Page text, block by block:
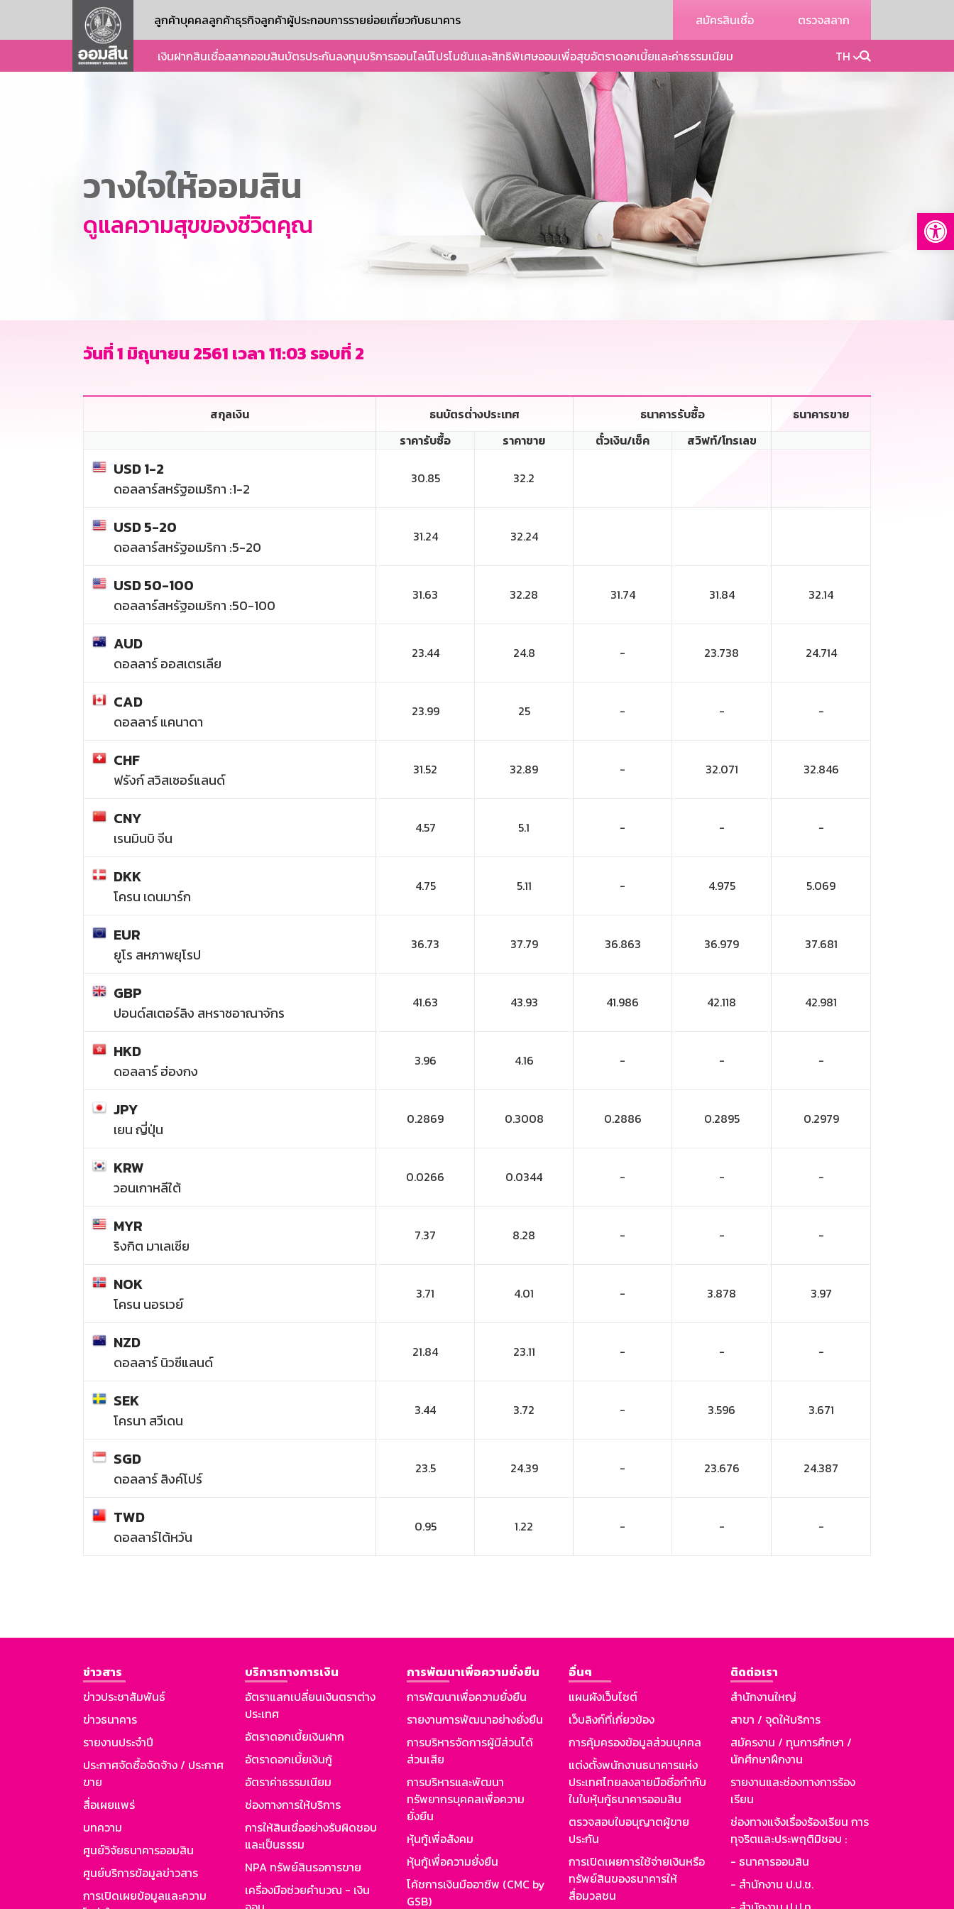
ลูกค้าบุคคลลูกค้าธุรกิจลูกค้าผู้ประกอบการรายย่อยเกี่ยวกับธนาคาร สมัครสินเชื่อ ตรวจสลาก
เงินฝากสินเชื่อสลากออมสินบัตรประกันลงทุนบริการออนไลน์โปรโมชันและสิทธิพิเศษออมเพื่อสุขอัตราดอกเบี้ยและค่าธรรมเนียม TH
วางใจให้ออมสิน
ดูแลความสุขของชีวิตคุณ
วันที่ 1 มิถุนายน 2561 เวลา 11:03 รอบที่ 2
สกุลเงิน ธนบัตรต่่างประเทศ ธนาคารรับซื้อ
ธนาคารขาย
ราคารับซื้อ
ราคาขาย ตั๋วเงิน/เช็ค สวิฟท์/โทรเลข
USD 1-2
ดอลลาร์สหรัฐอเมริกา :1-2
30.85 32.2
USD 5-20
ดอลลาร์สหรัฐอเมริกา :5-20
31.24 32.24
USD 50-100
ดอลลาร์สหรัฐอเมริกา :50-100
31.63 32.28 31.74 31.84 32.14
AUD
ดอลลาร์ ออสเตรเลีย
23.44 24.8 - 23.738 24.714
CAD
ดอลลาร์ แคนาดา
23.99 25 - - -
CHF
ฟรังก์ สวิสเซอร์แลนด์
31.52 32.89 - 32.071 32.846
CNY
เรนมินบิ จีน
4.57 5.1 - - -
DKK
โครน เดนมาร์ก
4.75 5.11 - 4.975 5.069
EUR
ยูโร สหภาพยุโรป
36.73 37.79 36.863 36.979 37.681
GBP
ปอนด์สเตอร์ลิง สหราชอาณาจักร
41.63 43.93 41.986 42.118 42.981
HKD
ดอลลาร์ ฮ่องกง
3.96 4.16 - - -
JPY
เยน ญี่ปุ่น
0.2869 0.3008 0.2886 0.2895 0.2979
KRW
วอนเกาหลีใต้
0.0266 0.0344 - - -
MYR
ริงกิต มาเลเซีย
7.37 8.28 - - -
NOK
โครน นอรเวย์
3.71 4.01 - 3.878 3.97
NZD
ดอลลาร์ นิวซีแลนด์
21.84 23.11 - - -
SEK
โครนา สวีเดน
3.44 3.72 - 3.596 3.671
SGD
ดอลลาร์ สิงค์โปร์
23.5 24.39 - 23.676 24.387
TWD
ดอลลาร์ไต้หวัน
0.95 1.22 - - -
ข่าวสาร
ข่าวประชาสัมพันธ์
ข่าวธนาคาร
รายงานประจำปี
ประกาศจัดซื้อจัดจ้าง / ประกาศ
ขาย
สื่อเผยแพร่
บทความ
ศูนย์วิจัยธนาคารออมสิน
ศูนย์บริการข้อมูลข่าวสาร
การเปิดเผยข้อมูลและความ
บริการทางการเงิน
อัตราแลกเปลี่ยนเงินตราต่าง
ประเทศ
อัตราดอกเบี้ยเงินฝาก
อัตราดอกเบี้ยเงินกู้
อัตราค่าธรรมเนียม
ช่องทางการให้บริการ
การให้สินเชื่ออย่างรับผิดชอบ
และเป็นธรรม
NPA ทรัพย์สินรอการขาย
เครื่องมือช่วยคำนวณ - เงิน
การพัฒนาเพื่อความยั่งยืน
การพัฒนาเพื่อความยั่งยืน
รายงานการพัฒนาอย่างยั่งยืน
การบริหารจัดการผู้มีส่วนได้
ส่วนเสีย
การบริหารและพัฒนา
ทรัพยากรบุคคลเพื่อความ
ยั่งยืน
หุ้นกู้เพื่อสังคม
หุ้นกู้เพื่อความยั่งยืน
โค้ชการเงินมืออาชีพ (CMC by
GSB)
อื่นๆ
แผนผังเว็บไซต์
เว็บลิงก์ที่เกี่ยวข้อง
การคุ้มครองข้อมูลส่วนบุคคล
แต่งตั้งพนักงานธนาคารแห่ง
ประเทศไทยลงลายมือชื่อกำกับ
ในใบหุ้นกู้ธนาคารออมสิน
ตรวจสอบใบอนุญาตผู้ขาย
ประกัน
การเปิดเผยการใช้จ่ายเงินหรือ
ทรัพย์สินของธนาคารให้
สื่อมวลชน
ติดต่อเรา
สำนักงานใหญ่
สาขา / จุดให้บริการ
สมัครงาน / ทุนการศึกษา /
นักศึกษาฝึกงาน
รายงานและช่องทางการร้อง
เรียน
ช่องทางแจ้งเรื่องร้องเรียน การ
ทุจริตและประพฤติมิชอบ :
- ธนาคารออมสิน
- สำนักงาน ป.ป.ช.